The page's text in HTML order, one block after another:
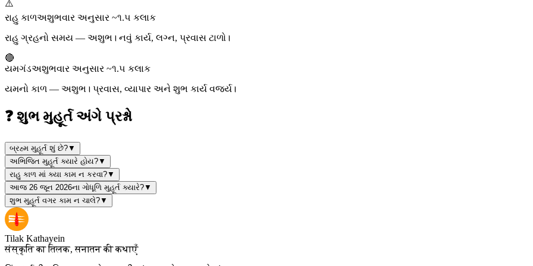
⚠️
રાહુ કાળઅશુભવાર અનુસાર ~૧.૫ કલાક
રાહુ ગ્રહનો સમય — અશુભ। નવું કાર્ય, લગ્ન, પ્રવાસ ટાળો।
🔴
યમગંડઅશુભવાર અનુસાર ~૧.૫ કલાક
યમનો કાળ — અશુભ। પ્રવાસ, વ્યાપાર અને શુભ કાર્ય વર્જ્ય।
❓ શુભ મુહૂર્ત અંગે પ્રશ્નો
બ્રહ્મ મુહૂર્ત શું છે?▼
અભિજિત મુહૂર્ત ક્યારે હોય?▼
રાહુ કાળ માં ક્યા કામ ન કરવા?▼
આજ 26 જૂન 2026ના ગોધૂળિ મુહૂર્ત ક્યારે?▼
શુભ મુહૂર્ત વગર કામ ન ચાલે?▼
Tilak Kathayein
संस्कृति का तिलक, सनातन की कथाएँ